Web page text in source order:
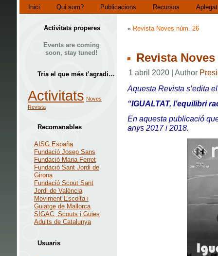
Inici Qui som? Publicacions Recursos
Activitats properes
Events are coming
soon, stay tuned!
Tria el que més t’agradi…
Activitats Noves
Revista
Recomanables
AISG España
Fundació Josep Sans
Fundació Maria Ferret
Fundació Sant Jordi de
Girona
Fundació Scout Sant
Jordi de València
Moviment Escolta i
Guiatge de Mallorca
SIGAC, Scouts i Guies
Adults de Catalunya
Usuaris
« Revista Noves núm. 26
Revista
1 abril 2020 | Author
Aquesta Revista s’edita
“IGUALTAT, l’equilibri
En aquesta publicació
anys 2017 i 2018.